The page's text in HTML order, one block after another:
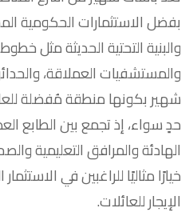
بفضل الاستثمارات الحكومية
والبنية التحتية الحديثة مثل
والمستشفيات العملاقة،
شهير بكونها منطقة مُفضلة
حدٍ سواء، إذ تجمع بين الطابع
الهادئة والمرافق التعليمية
خيارًا مثاليًا للراغبين في
الإيجار للعائلات.